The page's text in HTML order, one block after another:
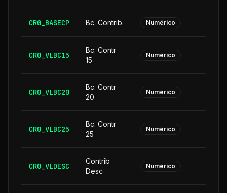
CR0_BASECP Bc. Contrib. Numérico
CR0_VLBC15
Bc. Contr
15
Numérico
CR0_VLBC20
Bc. Contr
20
Numérico
CR0_VLBC25
Bc. Contr
25
Numérico
CR0_VLDESC
Contrib
Desc
Numérico